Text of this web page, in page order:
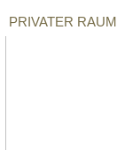
PRIVATER RAUM